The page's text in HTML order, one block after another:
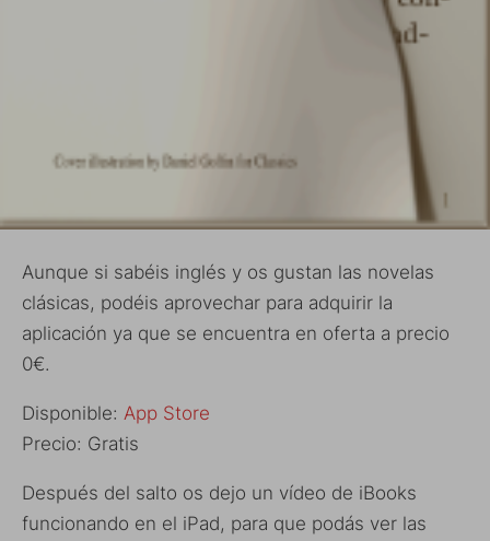
Aunque si sabéis inglés y os gustan las novelas
clásicas, podéis aprovechar para adquirir la
aplicación ya que se encuentra en oferta a precio
0€.
Disponible: App Store
Precio: Gratis
Después del salto os dejo un vídeo de iBooks
funcionando en el iPad, para que podás ver las